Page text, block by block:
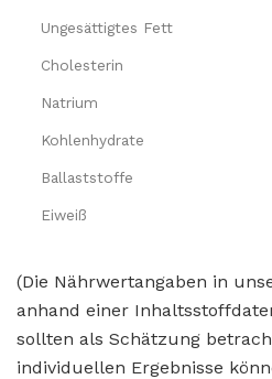
Ungesättigtes Fett
Cholesterin
Natrium
Kohlenhydrate
Ballaststoffe
Eiweiß
(Die Nährwertangaben in
anhand einer
sollten als Schätzung
individuellen Ergebnisse